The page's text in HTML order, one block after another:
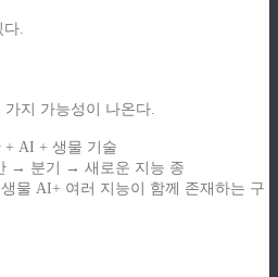
.
지 가능성이 나온다.
+ AI + 생물 기술
→ 분기 → 새로운 지능 종
물 AI+ 여러 지능이 함께 존재하는 구